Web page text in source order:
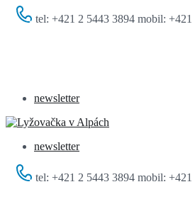
tel: +421 2 5443 3894 mobil: +421
newsletter
newsletter
tel: +421 2 5443 3894 mobil: +421